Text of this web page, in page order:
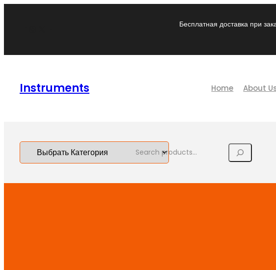
Бесплатная доставка при
Instruments Home About